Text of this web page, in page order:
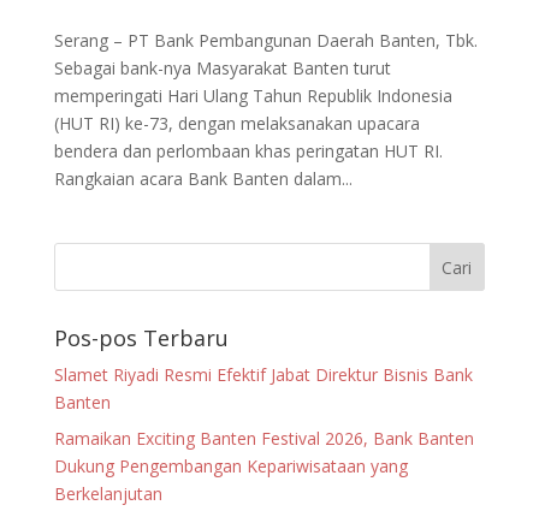
Serang – PT Bank Pembangunan Daerah Banten, Tbk.
Sebagai bank-nya Masyarakat Banten turut
memperingati Hari Ulang Tahun Republik Indonesia
(HUT RI) ke-73, dengan melaksanakan upacara
bendera dan perlombaan khas peringatan HUT RI.
Rangkaian acara Bank Banten dalam...
Pos-pos Terbaru
Slamet Riyadi Resmi Efektif Jabat Direktur Bisnis Bank
Banten
Ramaikan Exciting Banten Festival 2026, Bank Banten
Dukung Pengembangan Kepariwisataan yang
Berkelanjutan